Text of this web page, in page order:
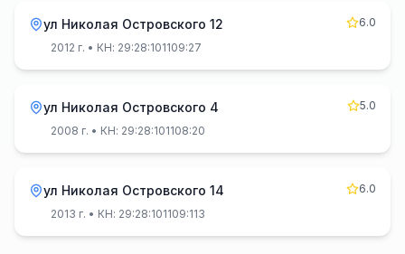
ул Николая Островского 12
6.0
2012 г. • КН: 29:28:101109:27
ул Николая Островского 4
5.0
2008 г. • КН: 29:28:101108:20
ул Николая Островского 14
6.0
2013 г. • КН: 29:28:101109:113